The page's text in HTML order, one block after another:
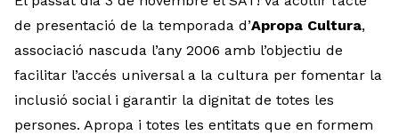
de presentació de la temporada d’Apropa Cultura,
associació nascuda l’any 2006 amb l’objectiu de
facilitar l’accés universal a la cultura per fomentar la
inclusió social i garantir la dignitat de totes les
persones. Apropa i totes les entitats que en formem